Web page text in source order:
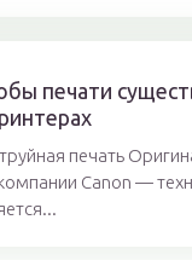
печати
печать
Canon —